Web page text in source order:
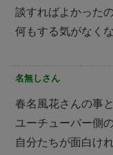
談すればよかった
何もする気がなくな
名無しさん
春名風花さんの事
ユーチューバー側
自分たちが面白け